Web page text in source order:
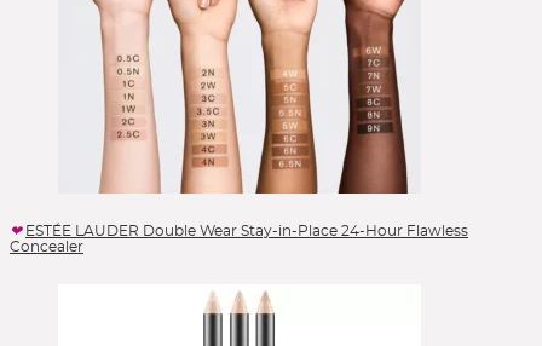
ESTÉE LAUDER Double Wear Stay-in-Place 24-Hour Flawless
Concealer